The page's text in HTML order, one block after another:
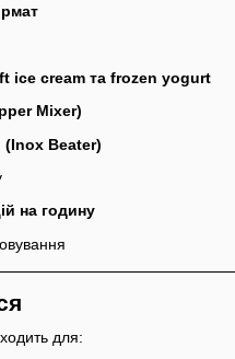
ice cream та frozen yogurt
Mixer)
(Inox Beater)
на годину
для: